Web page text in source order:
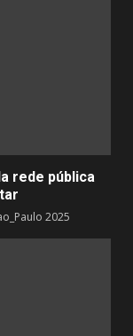
rede pública
2025